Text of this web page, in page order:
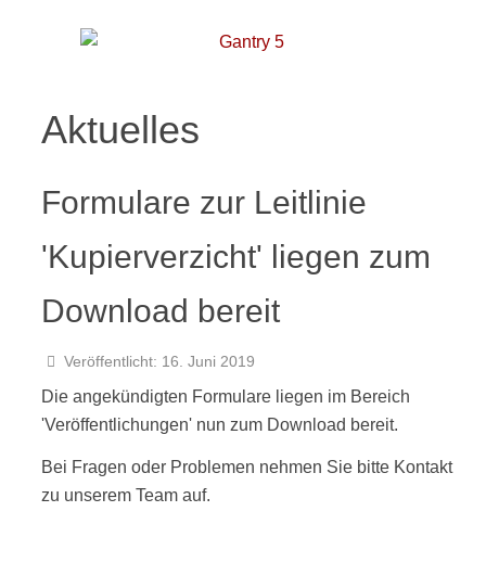
Aktuelles
Formulare zur Leitlinie
'Kupierverzicht' liegen zum
Download bereit
Veröffentlicht: 16. Juni 2019
Die angekündigten Formulare liegen im Bereich
'Veröffentlichungen' nun zum Download bereit.
Bei Fragen oder Problemen nehmen Sie bitte Kontakt
zu unserem Team auf.